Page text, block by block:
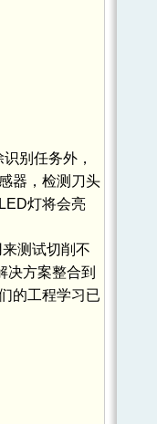
别任务外，
器，检测刀头
灯将会亮
测试切削不
决方案整合到
的工程学习已